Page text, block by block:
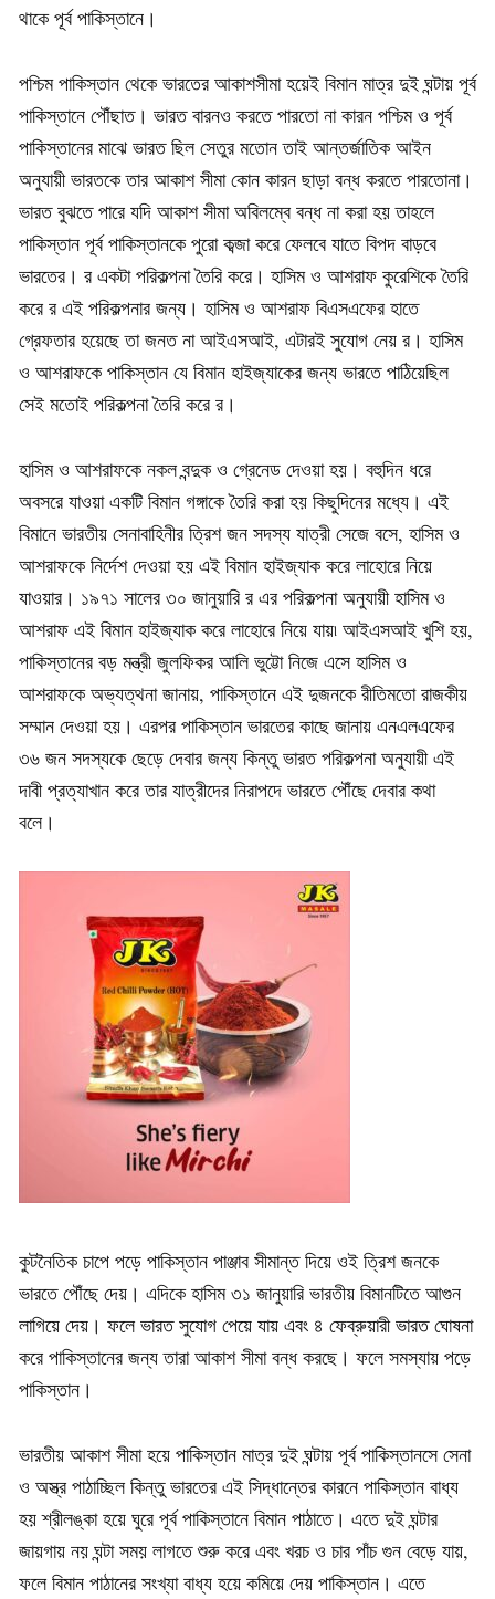
থাকে পূর্ব পাকিস্তানে।
পশ্চিম পাকিস্তান থেকে ভারতের আকাশসীমা হয়েই বিমান মাত্র দুই ঘন্টায় পূর্ব
পাকিস্তানে পৌঁছাত। ভারত বারনও করতে পারতো না কারন পশ্চিম ও পূর্ব
পাকিস্তানের মাঝে ভারত ছিল সেতুর মতোন তাই আন্তর্জাতিক আইন
অনুযায়ী ভারতকে তার আকাশ সীমা কোন কারন ছাড়া বন্ধ করতে পারতোনা।
ভারত বুঝতে পারে যদি আকাশ সীমা অবিলম্বে বন্ধ না করা হয় তাহলে
পাকিস্তান পূর্ব পাকিস্তানকে পুরো কব্জা করে ফেলবে যাতে বিপদ বাড়বে
ভারতের। র একটা পরিকল্পনা তৈরি করে। হাসিম ও আশরাফ কুরেশিকে তৈরি
করে র এই পরিকল্পনার জন্য। হাসিম ও আশরাফ বিএসএফের হাতে
গ্রেফতার হয়েছে তা জনত না আইএসআই, এটারই সুযোগ নেয় র। হাসিম
ও আশরাফকে পাকিস্তান যে বিমান হাইজ্যাকের জন্য ভারতে পাঠিয়েছিল
সেই মতোই পরিকল্পনা তৈরি করে র।
হাসিম ও আশরাফকে নকল বন্দুক ও গ্রেনেড দেওয়া হয়। বহুদিন ধরে
অবসরে যাওয়া একটি বিমান গঙ্গাকে তৈরি করা হয় কিছুদিনের মধ্যে। এই
বিমানে ভারতীয় সেনাবাহিনীর ত্রিশ জন সদস্য যাত্রী সেজে বসে, হাসিম ও
আশরাফকে নির্দেশ দেওয়া হয় এই বিমান হাইজ্যাক করে লাহোরে নিয়ে
যাওয়ার। ১৯৭১ সালের ৩০ জানুয়ারি র এর পরিকল্পনা অনুযায়ী হাসিম ও
আশরাফ এই বিমান হাইজ্যাক করে লাহোরে নিয়ে যায়৷ আইএসআই খুশি হয়,
পাকিস্তানের বড় মন্ত্রী জুলফিকর আলি ভুট্টো নিজে এসে হাসিম ও
আশরাফকে অভ্যত্থনা জানায়, পাকিস্তানে এই দুজনকে রীতিমতো রাজকীয়
সম্মান দেওয়া হয়। এরপর পাকিস্তান ভারতের কাছে জানায় এনএলএফের
৩৬ জন সদস্যকে ছেড়ে দেবার জন্য কিন্তু ভারত পরিকল্পনা অনুযায়ী এই
দাবী প্রত্যাখান করে তার যাত্রীদের নিরাপদে ভারতে পৌঁছে দেবার কথা
বলে।
কুটনৈতিক চাপে পড়ে পাকিস্তান পাঞ্জাব সীমান্ত দিয়ে ওই ত্রিশ জনকে
ভারতে পৌঁছে দেয়। এদিকে হাসিম ৩১ জানুয়ারি ভারতীয় বিমানটিতে আগুন
লাগিয়ে দেয়। ফলে ভারত সুযোগ পেয়ে যায় এবং ৪ ফেব্রুয়ারী ভারত ঘোষনা
করে পাকিস্তানের জন্য তারা আকাশ সীমা বন্ধ করছে। ফলে সমস্যায় পড়ে
পাকিস্তান।
ভারতীয় আকাশ সীমা হয়ে পাকিস্তান মাত্র দুই ঘন্টায় পূর্ব পাকিস্তানসে সেনা
ও অস্ত্র পাঠাচ্ছিল কিন্তু ভারতের এই সিদ্ধান্তের কারনে পাকিস্তান বাধ্য
হয় শ্রীলঙ্কা হয়ে ঘুরে পূর্ব পাকিস্তানে বিমান পাঠাতে। এতে দুই ঘন্টার
জায়গায় নয় ঘন্টা সময় লাগতে শুরু করে এবং খরচ ও চার পাঁচ গুন বেড়ে যায়,
ফলে বিমান পাঠানের সংখ্যা বাধ্য হয়ে কমিয়ে দেয় পাকিস্তান। এতে